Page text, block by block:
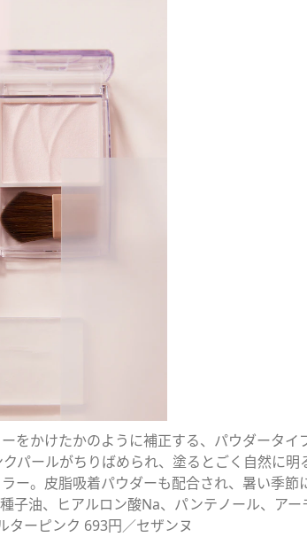
をかけたかのように補正する、パウダータイ
パールがちりばめられ、塗るとごく自然に明
ー。皮脂吸着パウダーも配合され、暑い季節
子油、ヒアルロン酸Na、パンテノール、アー
ターピンク 693円／セザンヌ